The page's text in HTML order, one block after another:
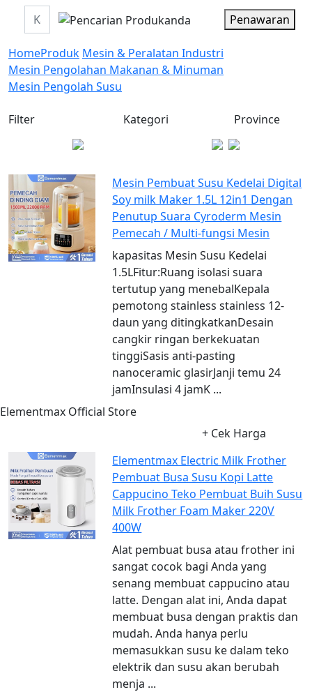
Penawaran
HomeProduk Mesin & Peralatan Industri
Mesin Pengolahan Makanan & Minuman
Mesin Pengolah Susu
Filter Kategori Province
Mesin Pembuat Susu Kedelai Digital
Soy milk Maker 1.5L 12in1 Dengan
Penutup Suara Cyroderm Mesin
Pemecah / Multi-fungsi Mesin
kapasitas Mesin Susu Kedelai
1.5LFitur:Ruang isolasi suara
tertutup yang menebalKepala
pemotong stainless stainless 12-
daun yang ditingkatkanDesain
cangkir ringan berkekuatan
tinggiSasis anti-pasting
nanoceramic glasirJanji temu 24
jamInsulasi 4 jamK ...
Elementmax Official Store
+ Cek Harga
Elementmax Electric Milk Frother
Pembuat Busa Susu Kopi Latte
Cappucino Teko Pembuat Buih Susu
Milk Frother Foam Maker 220V
400W
Alat pembuat busa atau frother ini
sangat cocok bagi Anda yang
senang membuat cappucino atau
latte. Dengan alat ini, Anda dapat
membuat busa dengan praktis dan
mudah. Anda hanya perlu
memasukkan susu ke dalam teko
elektrik dan susu akan berubah
menja ...